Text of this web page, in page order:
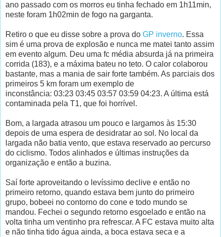
ano passado com os morros eu tinha fechado em 1h11min,
neste foram 1h02min de fogo na garganta.
Retiro o que eu disse sobre a prova do GP inverno. Essa
sim é uma prova de explosão e nunca me matei tanto assim
em evento algum. Deu uma fc média absurda já na primeira
corrida (183), e a máxima bateu no teto. O calor colaborou
bastante, mas a mania de sair forte também. As parciais dos
primeiros 5 km foram um exemplo de
inconstância: 03:23 03:45 03:57 03:59 04:23. A última está
contaminada pela T1, que foi horrível.
Bom, a largada atrasou um pouco e largamos às 15:30
depois de uma espera de desidratar ao sol. No local da
largada não batia vento, que estava reservado ao percurso
do ciclismo. Todos alinhados e últimas instruções da
organização e então a buzina.
Saí forte aproveitando o levíssimo declive e então no
primeiro retorno, quando estava bem junto do primeiro
grupo, bobeei no contorno do cone e todo mundo se
mandou. Fechei o segundo retorno esgoelado e então na
volta tinha um ventinho pra refrescar. A FC estava muito alta
e não tinha tido água ainda, a boca estava seca e a